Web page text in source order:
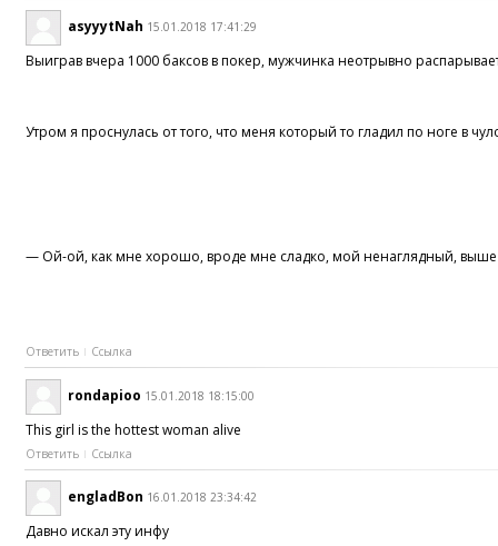
asyyytNah 15.01.2018 17:41:29
Выиграв вчера 1000 баксов в покер, мужчинка неотрывно
Утром я проснулась от того, что меня который то гладил по ноге в
— Ой-ой, как мне хорошо, вроде мне сладко, мой ненаглядный, выше
Ответить Ссылка
rondapioo 15.01.2018 18:15:00
This girl is the hottest woman alive
Ответить Ссылка
engladBon 16.01.2018 23:34:42
Давно искал эту инфу